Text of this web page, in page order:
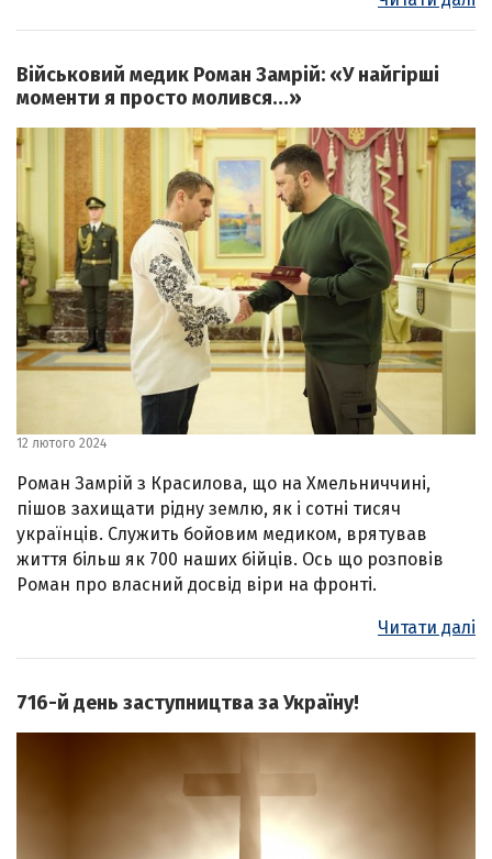
Військовий медик Роман Замрій: «У найгірші
моменти я просто молився…»
12 лютого 2024
Роман Замрій з Красилова, що на Хмельниччині,
пішов захищати рідну землю, як і сотні тисяч
українців. Служить бойовим медиком, врятував
життя більш як 700 наших бійців. Ось що розповів
Роман про власний досвід віри на фронті.
Читати далі
716-й день заступництва за Україну!